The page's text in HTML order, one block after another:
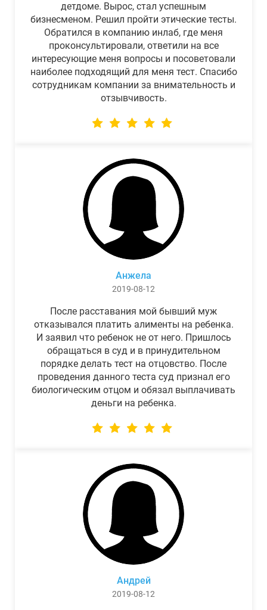
детдоме. Вырос, стал успешным
бизнесменом. Решил пройти этические тесты.
Обратился в компанию инлаб, где меня
проконсультировали, ответили на все
интересующие меня вопросы и посоветовали
наиболее подходящий для меня тест. Спасибо
сотрудникам компании за внимательность и
отзывчивость.
Анжела
2019-08-12
После расставания мой бывший муж
отказывался платить алименты на ребенка.
И заявил что ребенок не от него. Пришлось
обращаться в суд и в принудительном
порядке делать тест на отцовство. После
проведения данного теста суд признал его
биологическим отцом и обязал выплачивать
деньги на ребенка.
Андрей
2019-08-12